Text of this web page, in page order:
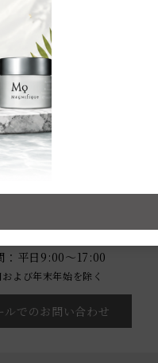
ざいます。
舗でのお買い物に関する
222-2202
：平日9:00～17:00
よび年末年始を除く
ルでのお問い合わせ